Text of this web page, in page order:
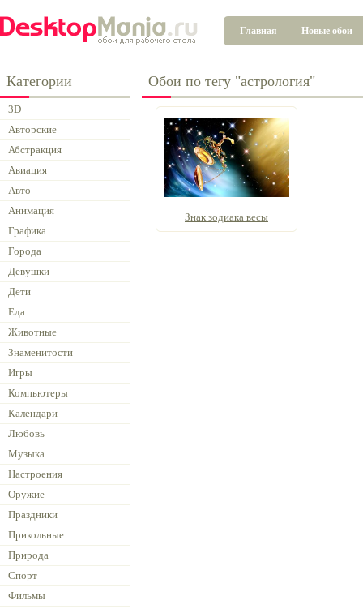
Главная Новые обои
Категории
3D
Авторские
Абстракция
Авиация
Авто
Анимация
Графика
Города
Девушки
Дети
Еда
Животные
Знаменитости
Игры
Компьютеры
Календари
Любовь
Музыка
Настроения
Оружие
Праздники
Прикольные
Природа
Спорт
Фильмы
Обои по тегу "астрология"
Знак зодиака весы